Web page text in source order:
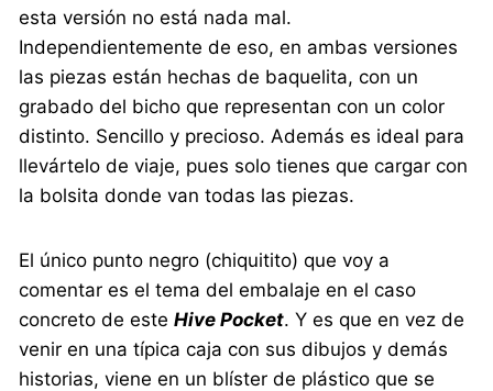
esta versión no está nada mal.
Independientemente de eso, en ambas versiones
las piezas están hechas de baquelita, con un
grabado del bicho que representan con un color
distinto. Sencillo y precioso. Además es ideal para
llevártelo de viaje, pues solo tienes que cargar con
la bolsita donde van todas las piezas.
El único punto negro (chiquitito) que voy a
comentar es el tema del embalaje en el caso
concreto de esteHive Pocket. Y es que en vez de
venir en una típica caja con sus dibujos y demás
historias, viene en un blíster de plástico que se